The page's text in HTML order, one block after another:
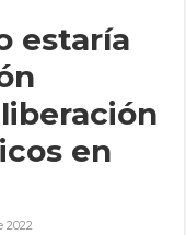
estaría
en
2022